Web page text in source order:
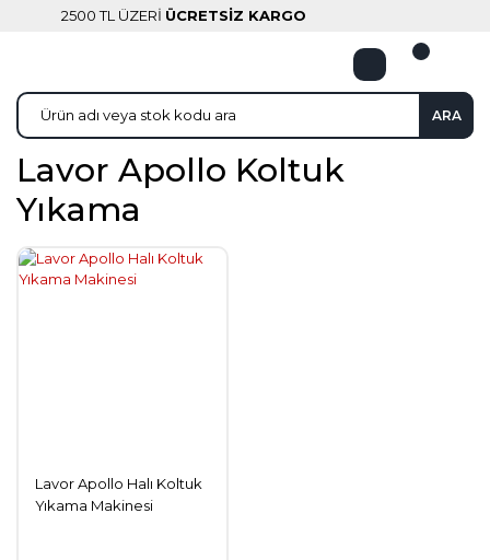
2500 TL ÜZERİ ÜCRETSİZ KARGO
ARA
Lavor Apollo Koltuk
Yıkama
Lavor Apollo Halı Koltuk
Yıkama Makinesi